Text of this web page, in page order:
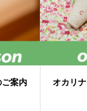
案内 オカリナ